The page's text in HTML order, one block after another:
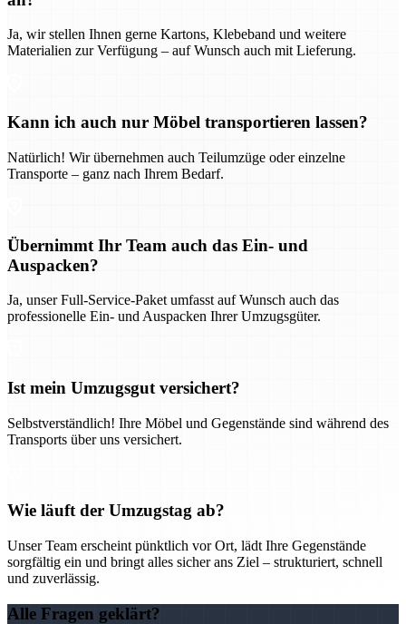
Ja, wir stellen Ihnen gerne Kartons, Klebeband und weitere
Materialien zur Verfügung – auf Wunsch auch mit Lieferung.
Kann ich auch nur Möbel transportieren lassen?
Natürlich! Wir übernehmen auch Teilumzüge oder einzelne
Transporte – ganz nach Ihrem Bedarf.
Übernimmt Ihr Team auch das Ein- und
Auspacken?
Ja, unser Full-Service-Paket umfasst auf Wunsch auch das
professionelle Ein- und Auspacken Ihrer Umzugsgüter.
Ist mein Umzugsgut versichert?
Selbstverständlich! Ihre Möbel und Gegenstände sind während des
Transports über uns versichert.
Wie läuft der Umzugstag ab?
Unser Team erscheint pünktlich vor Ort, lädt Ihre Gegenstände
sorgfältig ein und bringt alles sicher ans Ziel – strukturiert, schnell
und zuverlässig.
Alle Fragen geklärt?